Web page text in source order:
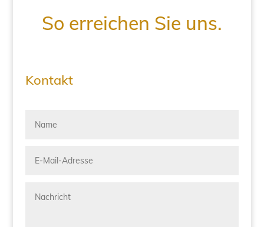
So erreichen Sie uns.
Kontakt